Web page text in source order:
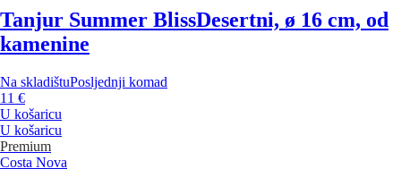
Tanjur Summer BlissDesertni, ø 16 cm, od
kamenine
Na skladištuPosljednji komad
11 €
U košaricu
U košaricu
Premium
Costa Nova